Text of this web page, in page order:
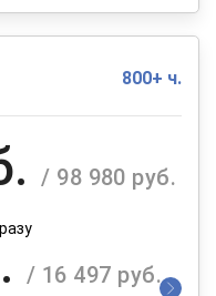
800+ ч.
/ 98 980 руб.
/ 16 497 руб.